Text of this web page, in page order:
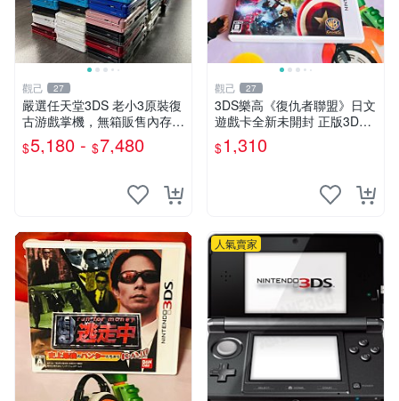
觀己 27
嚴選任天堂3DS 老小3原裝復
古游戲掌機，無箱販售內存卡
另購。購時可配熱門游戲與主
題。多色齊全，含紅、藍、
$5,180 - $7,480
觀己 27
3DS樂高《復仇者聯盟》日文
遊戲卡全新未開封 正版3DS
游戲 復仇者聯盟 樂高 3DS游
戲
$1,310
人氣賣家